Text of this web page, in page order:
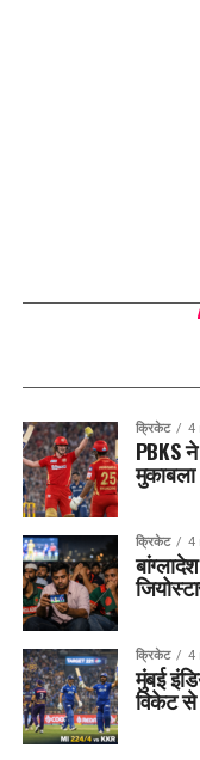
क्रिकेट 4
PBKS
मुकाबला
क्रिकेट 4
क्रिकेट 4
मुंबई
विकेट से